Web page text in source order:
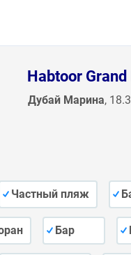
Habtoor
Дубай Марина,
Частный пляж
Бар